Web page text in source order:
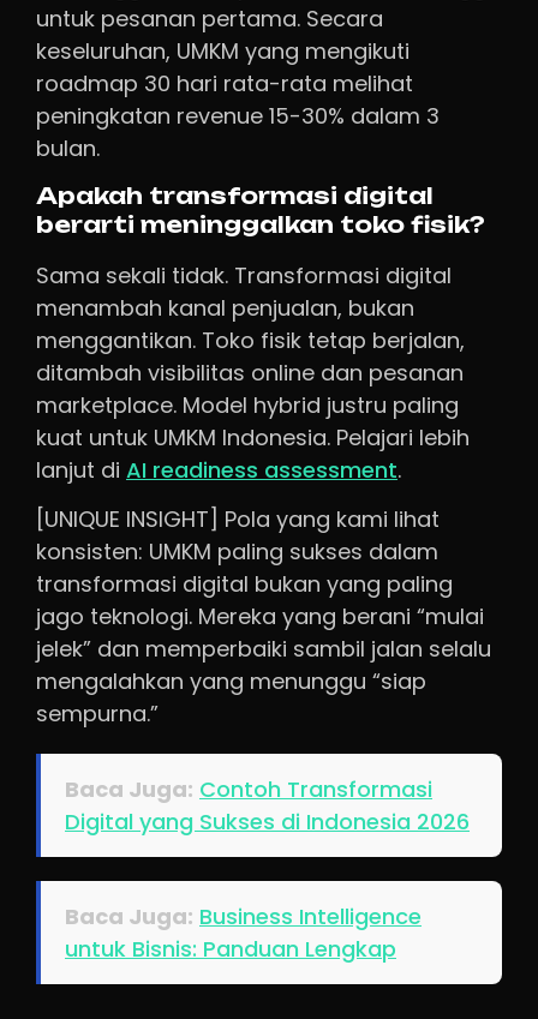
untuk pesanan pertama. Secara
keseluruhan, UMKM yang mengikuti
roadmap 30 hari rata-rata melihat
peningkatan revenue 15-30% dalam 3
bulan.
Apakah transformasi digital
berarti meninggalkan toko fisik?
Sama sekali tidak. Transformasi digital
menambah kanal penjualan, bukan
menggantikan. Toko fisik tetap berjalan,
ditambah visibilitas online dan pesanan
marketplace. Model hybrid justru paling
kuat untuk UMKM Indonesia. Pelajari lebih
lanjut di AI readiness assessment.
[UNIQUE INSIGHT] Pola yang kami lihat
konsisten: UMKM paling sukses dalam
transformasi digital bukan yang paling
jago teknologi. Mereka yang berani “mulai
jelek” dan memperbaiki sambil jalan selalu
mengalahkan yang menunggu “siap
sempurna.”
Baca Juga: Contoh Transformasi
Digital yang Sukses di Indonesia 2026
Baca Juga: Business Intelligence
untuk Bisnis: Panduan Lengkap